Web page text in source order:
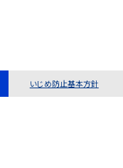
いじめ防止基本方針